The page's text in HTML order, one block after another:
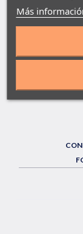
ENVÍOS
Más